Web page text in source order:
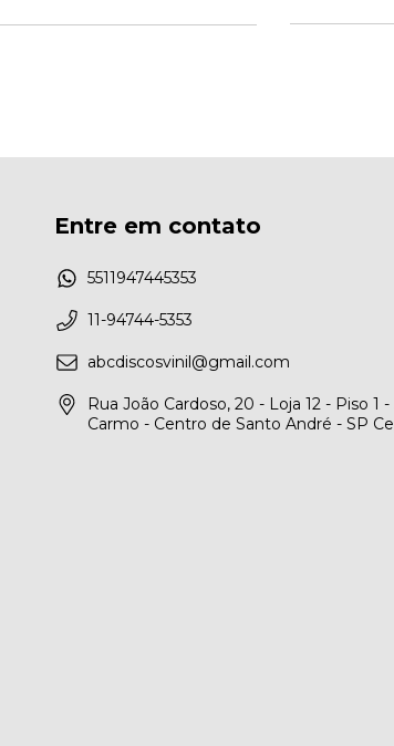
Entre em contato
5511947445353
11-94744-5353
abcdiscosvinil@gmail.com
Rua João Cardoso, 20 - Loja 12 - Piso 1
Carmo - Centro de Santo André - SP